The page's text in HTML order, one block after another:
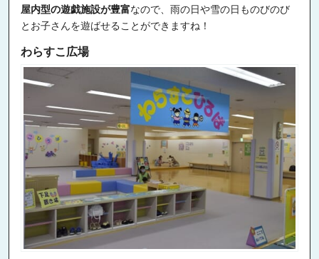
屋内型の遊戯施設が豊富なので、雨の日や雪の日ものびのび
とお子さんを遊ばせることができますね！
わらすこ広場